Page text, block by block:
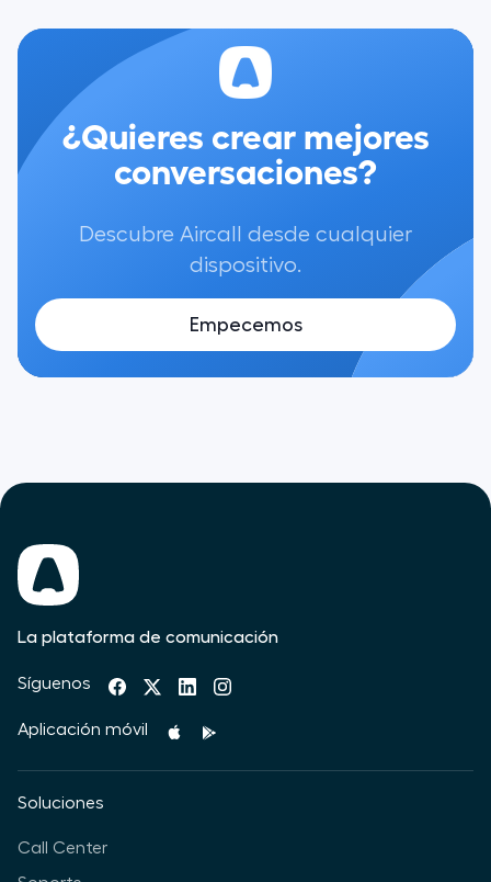
¿Quieres crear mejores
conversaciones?
Descubre Aircall desde cualquier
dispositivo.
Empecemos
La plataforma de comunicación
Síguenos
Aplicación móvil
Soluciones
Call Center